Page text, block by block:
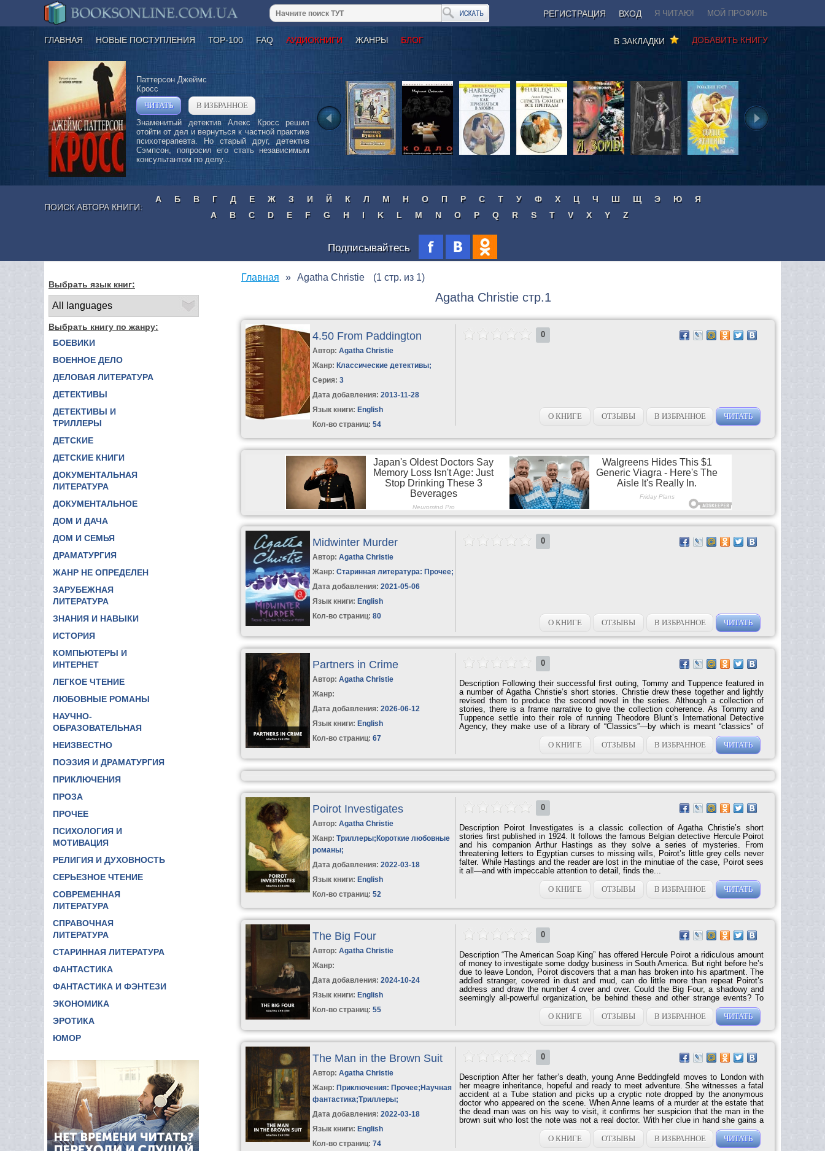
РЕГИСТРАЦИЯ ВХОД Я ЧИТАЮ! МОЙ ПРОФИЛЬ
ГЛАВНАЯ НОВЫЕ ПОСТУПЛЕНИЯ ТОР-100 FAQ АУДИОКНИГИ ЖАНРЫ БЛОГ ДОБАВИТЬ КНИГУ
В ЗАКЛАДКИ
Паттерсон Джеймс
Кросс
ЧИТАТЬ
В ИЗБРАННОЕ
Знаменитый детектив Алекс Кросс решил
отойти от дел и вернуться к частной практике
психотерапевта. Но старый друг, детектив
Сэмпсон, попросил его стать независимым
консультантом по делу...
ПОИСК АВТОРА КНИГИ:
А Б В Г Д Е Ж З И Й К Л М Н О П Р С Т У Ф Х Ц Ч Ш Щ Э Ю
Я
A
B C D E F G H I K L M N O P Q R S T V X Y Z
Подписывайтесь
Выбрать язык книг:
Выбрать книгу по жанру:
БОЕВИКИ
ВОЕННОЕ ДЕЛО
ДЕЛОВАЯ ЛИТЕРАТУРА
ДЕТЕКТИВЫ
ДЕТЕКТИВЫ И
ТРИЛЛЕРЫ
ДЕТСКИЕ
ДЕТСКИЕ КНИГИ
ДОКУМЕНТАЛЬНАЯ
ЛИТЕРАТУРА
ДОКУМЕНТАЛЬНОЕ
ДОМ И ДАЧА
ДОМ И СЕМЬЯ
ДРАМАТУРГИЯ
ЖАНР НЕ ОПРЕДЕЛЕН
ЗАРУБЕЖНАЯ
ЛИТЕРАТУРА
ЗНАНИЯ И НАВЫКИ
ИСТОРИЯ
КОМПЬЮТЕРЫ И
ИНТЕРНЕТ
ЛЕГКОЕ ЧТЕНИЕ
ЛЮБОВНЫЕ РОМАНЫ
НАУЧНО-
ОБРАЗОВАТЕЛЬНАЯ
НЕИЗВЕСТНО
ПОЭЗИЯ И ДРАМАТУРГИЯ
ПРИКЛЮЧЕНИЯ
ПРОЗА
ПРОЧЕЕ
ПСИХОЛОГИЯ И
МОТИВАЦИЯ
РЕЛИГИЯ И ДУХОВНОСТЬ
СЕРЬЕЗНОЕ ЧТЕНИЕ
СОВРЕМЕННАЯ
ЛИТЕРАТУРА
СПРАВОЧНАЯ
ЛИТЕРАТУРА
СТАРИННАЯ ЛИТЕРАТУРА
ФАНТАСТИКА
ФАНТАСТИКА И ФЭНТЕЗИ
ЭКОНОМИКА
ЭРОТИКА
ЮМОР
Главная Agatha Christie (1 стр. из 1)
Agatha Christie стр.1
4.50 From Paddington
Автор:Agatha Christie
Жанр: Классические детективы;
Серия:3
Дата добавления: 2013-11-28
Язык книги: English
Кол-во страниц: 54
0
О КНИГЕ ОТЗЫВЫ В ИЗБРАННОЕ ЧИТАТЬ
Midwinter Murder
Автор:Agatha Christie
Жанр: Старинная литература: Прочее;
Дата добавления: 2021-05-06
Язык книги: English
Кол-во страниц: 80
0
О КНИГЕ ОТЗЫВЫ В ИЗБРАННОЕ ЧИТАТЬ
Partners in Crime
Автор:Agatha Christie
Жанр:
Дата добавления: 2026-06-12
Язык книги: English
Кол-во страниц: 67
0
Description Following their successful first outing, Tommy and Tuppence featured in
a number of Agatha Christie’s short stories. Christie drew these together and lightly
revised them to produce the second novel in the series. Although a collection of
stories, there is a frame narrative to give the collection coherence. As Tommy and
Tuppence settle into their role of running Theodore Blunt’s International Detective
Agency, they make use of a library of “Classics”—by which is meant “classics” of
detective fiction—to investigate their cases. As the episodes unfold, the couple
model their investigations on the...
О КНИГЕ ОТЗЫВЫ В ИЗБРАННОЕ ЧИТАТЬ
Poirot Investigates
Автор:Agatha Christie
Жанр: Триллеры; Короткие любовные
романы;
Дата добавления: 2022-03-18
Язык книги: English
Кол-во страниц: 52
0
Description Poirot Investigates is a classic collection of Agatha Christie’s short
stories first published in 1924. It follows the famous Belgian detective Hercule Poirot
and his companion Arthur Hastings as they solve a series of mysteries. From
threatening letters to Egyptian curses to missing wills, Poirot’s little grey cells never
falter. While Hastings and the reader are lost in the minutiae of the case, Poirot sees
it all—and with impeccable attention to detail, finds the...
О КНИГЕ
ОТЗЫВЫ В ИЗБРАННОЕ ЧИТАТЬ
The Big Four
Автор:Agatha Christie
Жанр:
Дата добавления: 2024-10-24
Язык книги: English
Кол-во страниц: 55
0
Description “The American Soap King” has offered Hercule Poirot a ridiculous amount
of money to investigate some dodgy business in South America. But right before he’s
due to leave London, Poirot discovers that a man has broken into his apartment. The
addled stranger, covered in dust and mud, can do little more than repeat Poirot’s
address and draw the number 4 over and over. Could the Big Four, a shadowy and
seemingly all-powerful organization, be behind these and other strange events? To
stay ahead of supercriminals, Poirot needs the loyalty of his friend Captain Hastings
almost as much as he needs his little grey cells. Soon they are rushing to country
О КНИГЕ ОТЗЫВЫ В ИЗБРАННОЕ ЧИТАТЬ
The Man in the Brown Suit
Автор:Agatha Christie
Жанр: Приключения: Прочее; Научная
фантастика;Триллеры;
Дата добавления: 2022-03-18
Язык книги: English
Кол-во страниц: 74
0
Description After her father’s death, young Anne Beddingfeld moves to London with
her meagre inheritance, hopeful and ready to meet adventure. She witnesses a fatal
accident at a Tube station and picks up a cryptic note dropped by the anonymous
doctor who appeared on the scene. When Anne learns of a murder at the estate that
the dead man was on his way to visit, it confirms her suspicion that the man in the
brown suit who lost the note was not a real doctor. With her clue in hand she gains a
commission from the newspaper leading the search for the “man in the brown suit,”
and her investigation leads her to take passage on a South Africa–bound ocean liner.
On board, she meets a famous socialite, a fake missionary, a possible secret
О КНИГЕ ОТЗЫВЫ В ИЗБРАННОЕ ЧИТАТЬ